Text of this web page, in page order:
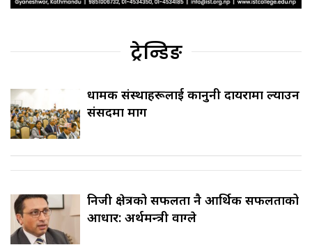
ट्रेन्डिङ
धार्मिक संस्थाहरूलाई कानुनी दायरामा ल्याउन
संसदमा माग
निजी क्षेत्रको सफलता नै आर्थिक सफलताको
आधार: अर्थमन्त्री वाग्ले